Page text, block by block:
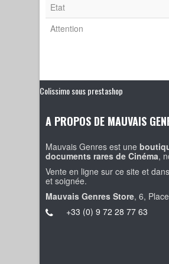
Etat
Attention
Colissimo sous prestashop
A PROPOS DE MAUVAIS
Mauvais Genres est une
documents rares de Cinéma,
Vente en ligne sur ce site et
et soignée.
Mauvais Genres Store, 6,
+33 (0) 9 72 28 77 63